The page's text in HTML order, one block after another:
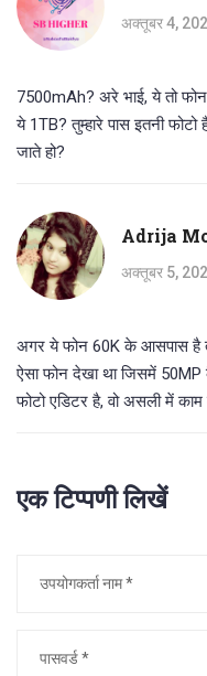
अक्तूबर 4,
7500mAh? अरे भाई, ये तो
ये 1TB? तुम्हारे पास इतनी
जाते हो?
Adrija
अक्तूबर 5,
अगर ये फोन 60K के आसपास है
ऐसा फोन देखा था जिसमें
फोटो एडिटर है, वो असली में
एक टिप्पणी लिखें